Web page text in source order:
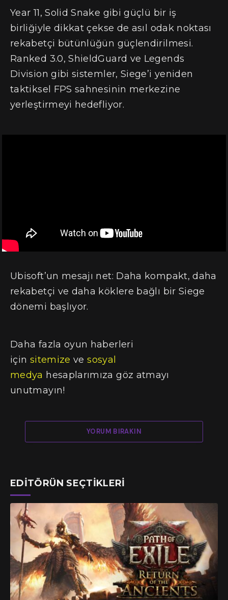
Year 11, Solid Snake gibi güçlü bir iş
birliğiyle dikkat çekse de asıl odak noktası
rekabetçi bütünlüğün güçlendirilmesi.
Ranked 3.0, ShieldGuard ve Legends
Division gibi sistemler, Siege’i yeniden
taktiksel FPS sahnesinin merkezine
yerleştirmeyi hedefliyor.
Ubisoft’un mesajı net: Daha kompakt, daha
rekabetçi ve daha köklere bağlı bir Siege
dönemi başlıyor.
Daha fazla oyun haberleri
için sitemize vesosyal
medya hesaplarımıza göz atmayı
unutmayın!
YORUM BIRAKIN
EDITÖRÜN SEÇTIKLERI